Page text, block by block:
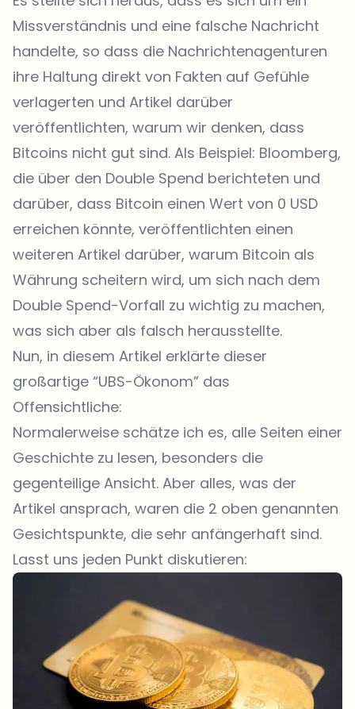
Missverständnis und eine falsche Nachricht
handelte, so dass die Nachrichtenagenturen
ihre Haltung direkt von Fakten auf Gefühle
verlagerten und Artikel darüber
veröffentlichten, warum wir denken, dass
Bitcoins nicht gut sind. Als Beispiel: Bloomberg,
die über den Double Spend berichteten und
darüber, dass Bitcoin einen Wert von 0 USD
erreichen könnte, veröffentlichten einen
weiteren Artikel darüber, warum Bitcoin als
Währung scheitern wird, um sich nach dem
Double Spend-Vorfall zu wichtig zu machen,
was sich aber als falsch herausstellte.
Nun, in diesem Artikel erklärte dieser
großartige “UBS-Ökonom” das
Offensichtliche:
Normalerweise schätze ich es, alle Seiten einer
Geschichte zu lesen, besonders die
gegenteilige Ansicht. Aber alles, was der
Artikel ansprach, waren die 2 oben genannten
Gesichtspunkte, die sehr anfängerhaft sind.
Lasst uns jeden Punkt diskutieren: